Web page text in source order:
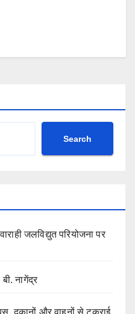
Search
जलविद्युत परियोजना पर
नागेंद्र
दुकानों और वाहनों से टकराई